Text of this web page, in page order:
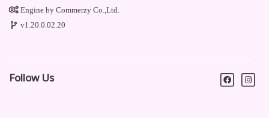
Engine byCommerzy Co.,Ltd.
v1.20.0.02.20
Follow Us